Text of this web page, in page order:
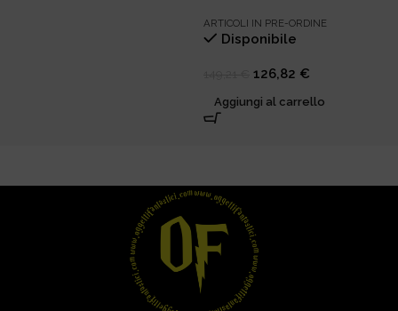
ARTICOLI IN PRE-ORDINE
Disponibile
126,82 €
Aggiungi al carrello